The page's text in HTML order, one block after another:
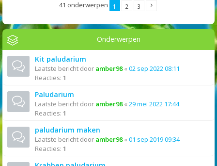
41 onderwerpen 1 2 3
Onderwerpen
Kit paludarium
Laatste bericht door amber98« 02 sep 2022 08:11
Reacties: 1
Paludarium
Laatste bericht door amber98« 29 mei 2022 17:44
Reacties: 1
paludarium maken
Laatste bericht door amber98« 01 sep 2019 09:34
Reacties: 1